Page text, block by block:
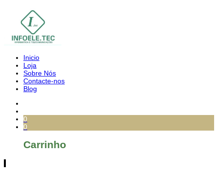
Inicio
Loja
Sobre Nós
Contacte-nos
Blog
0
0
Carrinho